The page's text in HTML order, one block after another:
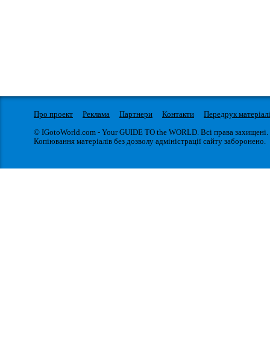
Про проект Реклама Партнери Контакти
Передрук
© IGotoWorld.com - Your GUIDE TO the WORLD. Всі права захищені.
Копіювання матеріалів без дозволу адміністрації сайту заборонено.